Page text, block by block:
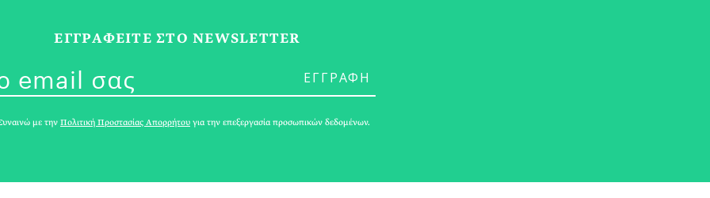
Σχεδιασμός Μικρής Κλίμακας στη
Φιλοξενία για Ολιστική Εμπειρία
ΛΩΡΑ ΑΡΓΥΡΟΠΟΥΛΟΥ
ΕΓΓPΑΦΕΙΤΕ ΣΤΟ NEWSLETTER
με τηνΠολιτική Προστασίας Απορρήτου για την επεξεργασία προσωπικών δεδομένων.